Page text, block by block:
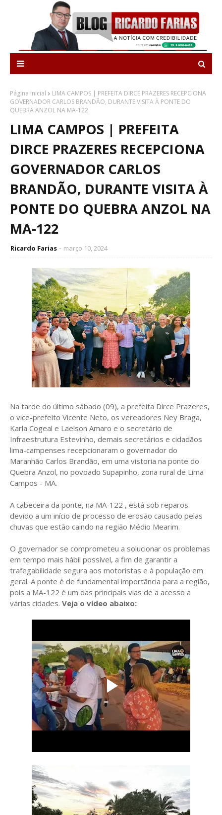
Página inicial
LIMA CAMPOS | PREFEITA DIRCE PRAZERES RECEPCIONA
GOVERNADOR CARLOS BRANDÃO, DURANTE VISITA À PONTE DO
QUEBRA ANZOL NA MA-122
LIMA CAMPOS | PREFEITA
DIRCE PRAZERES RECEPCIONA
GOVERNADOR CARLOS
BRANDÃO, DURANTE VISITA À
PONTE DO QUEBRA ANZOL NA
MA-122
Ricardo Farias março 10, 2024
Na tarde do último sábado (09), a prefeita Dirce Prazeres,
o vice-prefeito Vicente Neto, os vereadores Ney Braga,
Karla Cogeal e Laelson Amaro e o secretário de
Infraestrutura Estevinho, demais secretários e cidadãos
lima-campenses recepcionaram o governador do
Maranhão Carlos Brandão, em uma vistoria na ponte do
Quebra Anzol, no povoado Supapinho, zona rural de Lima
Campos - MA.
A cabeceira da ponte, na MA-122 , está sob reparos
devido a um início de processo de erosão causado pelas
chuvas que estão caindo na região Médio Mearim.
O governador se comprometeu a solucionar os problemas
em tempo mais hábil possível, a fim de garantir a
trafegabilidade segura aos motoristas e à população em
geral. A ponte é de fundamental importância para a região,
pois a MA-122 é um das principais vias de a acesso a
várias cidades. Veja o vídeo abaixo: